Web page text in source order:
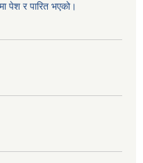
र पारित भएको।